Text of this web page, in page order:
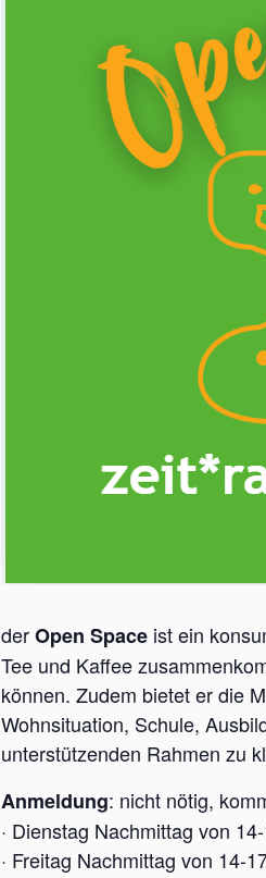
derOpen Space ist ein
Tee und Kaffee
können. Zudem bietet er die
Wohnsituation, Schule,
unterstützenden Rahmen zu
Anmeldung: nicht nötig,
· Dienstag Nachmittag von
· Freitag Nachmittag von 14-